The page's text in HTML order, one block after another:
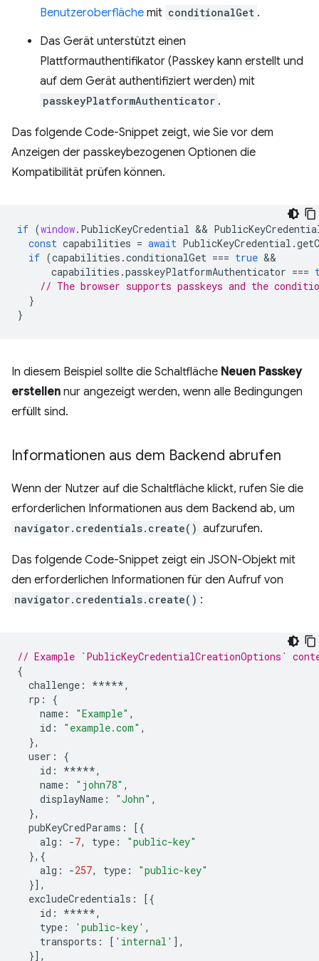
Benutzeroberfläche mit conditionalGet .
Das Gerät unterstützt einen
Plattformauthentifikator (Passkey kann erstellt und
auf dem Gerät authentifiziert werden) mit
passkeyPlatformAuthenticator .
Das folgende Code-Snippet zeigt, wie Sie vor dem
Anzeigen der passkeybezogenen Optionen die
Kompatibilität prüfen können.
if (window. PublicKeyCredential &&
const capabilities = await PublicKeyCredential .
if (capabilities .conditionalGet === true
capabilities .passkeyPlatformAuthenticator ===
// The browser supports passkeys and the
}
}
In diesem Beispiel sollte die Schaltfläche Neuen Passkey
erstellen nur angezeigt werden, wenn alle Bedingungen
erfüllt sind.
Informationen aus dem Backend abrufen
Wenn der Nutzer auf die Schaltfläche klickt, rufen Sie die
erforderlichen Informationen aus dem Backend ab, um
navigator.credentials.create() aufzurufen.
Das folgende Code-Snippet zeigt ein JSON-Objekt mit
den erforderlichen Informationen für den Aufruf von
navigator.credentials.create() :
// Example `PublicKeyCredentialCreationOptions`
{
challenge : *****,
rp :
{
name : "Example" ,
id : "example.com" ,
},
user :
{
id : *****,
name : "john78" ,
displayName : "John" ,
},
pubKeyCredParams :
[{
alg : -7, type :
"public-key"
},{
alg : -257, type :
"public-key"
}],
excludeCredentials :
[{
id : *****,
type : 'public-key' ,
transports : [ 'internal' ],
}],